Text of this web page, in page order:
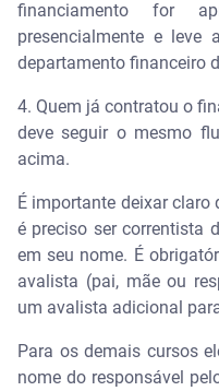
financiamento for
presencialmente e leve
departamento financeiro
4. Quem já contratou o
deve seguir o mesmo
acima.
É importante deixar claro
é preciso ser correntista
em seu nome. É
avalista (pai, mãe ou
um avalista adicional
Para os demais cursos
nome do responsável